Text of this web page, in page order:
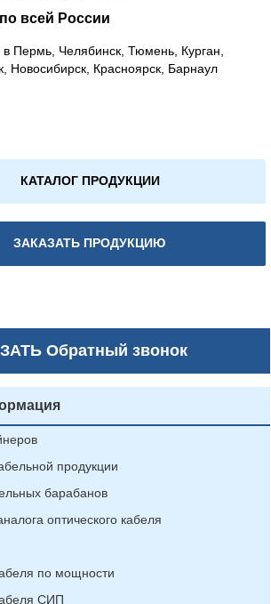
всей России
Пермь, Челябинск, Тюмень, Курган,
Новосибирск, Красноярск, Барнаул
КАТАЛОГ ПРОДУКЦИИ
ЗАКАЗАТЬ ПРОДУКЦИЮ
Обратный звонок
продукции
барабанов
оптического кабеля
по мощности
СИП